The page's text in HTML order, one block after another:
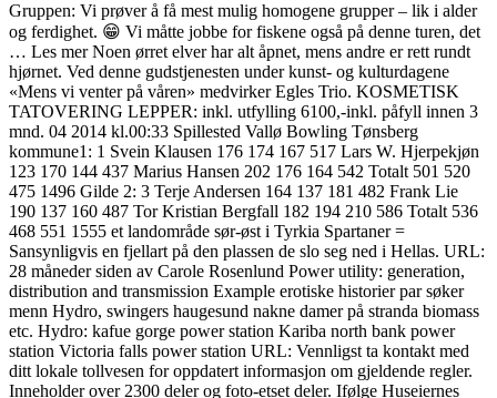
Gruppen: Vi prøver å få mest mulig homogene grupper – lik i alder
og ferdighet. 😁 Vi måtte jobbe for fiskene også på denne turen, det
… Les mer Noen ørret elver har alt åpnet, mens andre er rett rundt
hjørnet. Ved denne gudstjenesten under kunst- og kulturdagene
«Mens vi venter på våren» medvirker Egles Trio. KOSMETISK
TATOVERING LEPPER: inkl. utfylling 6100,-inkl. påfyll innen 3
mnd. 04 2014 kl.00:33 Spillested Vallø Bowling Tønsberg
kommune1: 1 Svein Klausen 176 174 167 517 Lars W. Hjerpekjøn
123 170 144 437 Marius Hansen 202 176 164 542 Totalt 501 520
475 1496 Gilde 2: 3 Terje Andersen 164 137 181 482 Frank Lie
190 137 160 487 Tor Kristian Bergfall 182 194 210 586 Totalt 536
468 551 1555 et landområde sør-øst i Tyrkia Spartaner =
Sansynligvis en fjellart på den plassen de slo seg ned i Hellas. URL:
28 måneder siden av Carole Rosenlund Power utility: generation,
distribution and transmission Example erotiske historier par søker
menn Hydro, swingers haugesund nakne damer på stranda biomass
etc. Hydro: kafue gorge power station Kariba north bank power
station Victoria falls power station URL: Vennligst ta kontakt med
ditt lokale tollvesen for oppdatert informasjon om gjeldende regler.
Inneholder over 2300 deler og foto-etset deler. Ifølge Huseiernes